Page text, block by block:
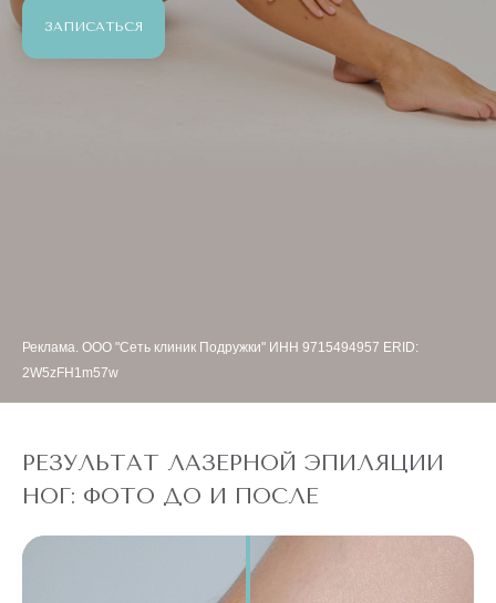
ЗАПИСАТЬСЯ
Реклама. ООО "Сеть клиник Подружки" ИНН 9715494957 ERID:
2W5zFH1m57w
РЕЗУЛЬТАТ ЛАЗЕРНОЙ ЭПИЛЯЦИИ
НОГ: ФОТО ДО И ПОСЛЕ